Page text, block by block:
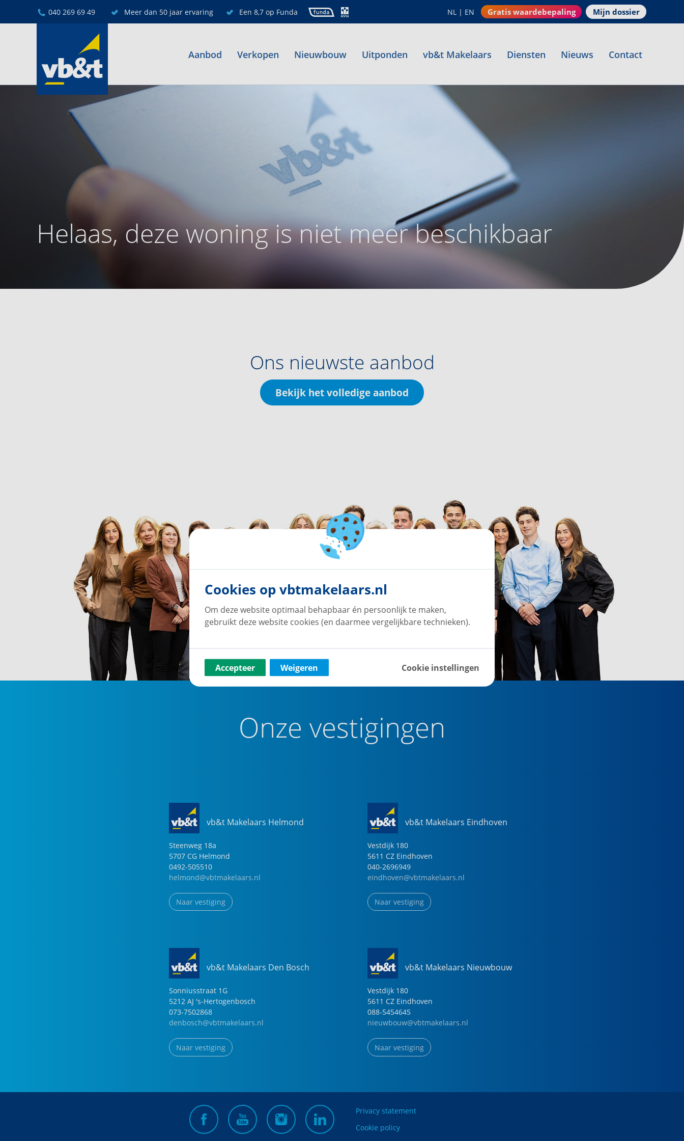
040 269 69 49 Meer dan 50 jaar ervaring Een 8,7 op Funda NL | EN Gratis waardebepaling Mijn dossier
Aanbod Verkopen Nieuwbouw Uitponden vb&t Makelaars Diensten Nieuws Contact
Helaas, deze woning is niet meer beschikbaar
Ons nieuwste aanbod
Bekijk het volledige aanbod
Onze vestigingen
vb&t Makelaars Helmond
Steenweg 18a
5707 CG Helmond
0492-505510
helmond@vbtmakelaars.nl
Naar vestiging
vb&t Makelaars Eindhoven
Vestdijk 180
5611 CZ Eindhoven
040-2696949
eindhoven@vbtmakelaars.nl
Naar vestiging
vb&t Makelaars Den Bosch
Sonniusstraat 1G
5212 AJ 's-Hertogenbosch
073-7502868
denbosch@vbtmakelaars.nl
Naar vestiging
vb&t Makelaars Nieuwbouw
Vestdijk 180
5611 CZ Eindhoven
088-5454645
nieuwbouw@vbtmakelaars.nl
Naar vestiging
Privacy statement
Cookie policy
Cookies op vbtmakelaars.nl
Om deze website optimaal behapbaar én persoonlijk te maken,
gebruikt deze website cookies (en daarmee vergelijkbare technieken).
Accepteer Weigeren Cookie instellingen